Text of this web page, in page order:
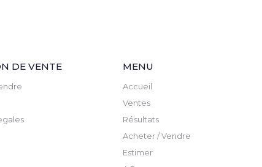
DE VENTE MENU
Accueil
Ventes
Résultats
Acheter / Vendre
Estimer